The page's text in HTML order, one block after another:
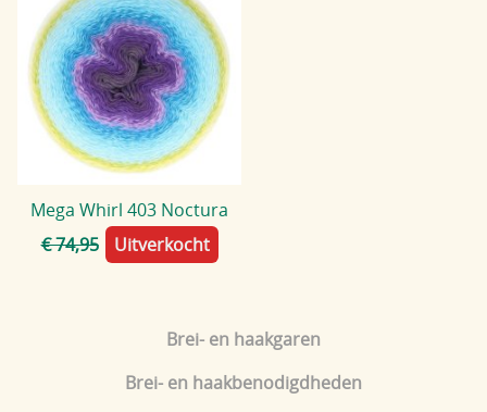
Workshops
Atelier op zondag
Contact
Blog
Brei- en haakgaren
Brei- en haakbenodigdheden
Mega Whirl 403 Noctura
€ 74,95
Uitverkocht